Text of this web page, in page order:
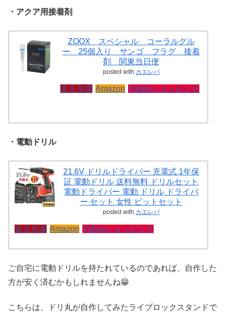
・アクア用接着剤
ZOOX スペシャル コーラルグル
ー 25個入り サンゴ フラグ 接着
剤 関東当日便
posted with カエレバ
楽天市場 Amazon Yahooショッピング
・電動ドリル
21.6V ドリルドライバー 充電式 1年保
証 電動ドリル 送料無料 ドリルセット
電動ドライバー 電動 ドリル ドライバ
ー セット 女性 ビットセット
posted with カエレバ
楽天市場 Amazon Yahooショッピング
ご自宅に電動ドリルを持たれているのであれば、自作した
方が安く済むかもしれませんね😁
こちらは、ドリ丸が自作してみたライブロックスタンドで